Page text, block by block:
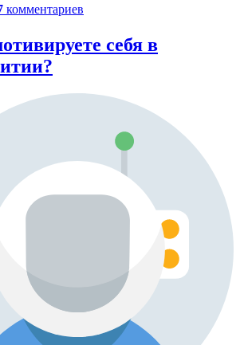
комментариев
себя в